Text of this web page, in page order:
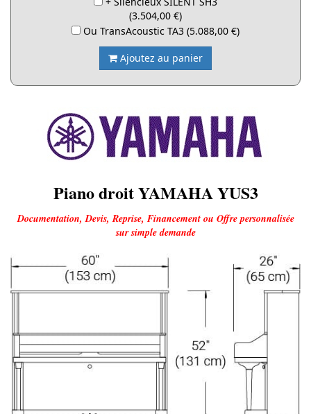
(3.504,00 €)
Ou TransAcoustic TA3 (5.088,00 €)
Ajoutez au panier
Piano droit YAMAHA YUS3
Documentation, Devis, Reprise, Financement ou Offre personnalisée
sur simple demande